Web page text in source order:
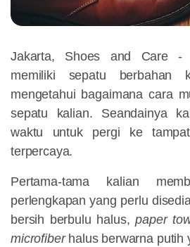
Jakarta, Shoes and Care -
memiliki sepatu berbahan
mengetahui bagaimana cara
sepatu kalian. Seandainya
waktu untuk pergi ke
terpercaya.
Pertama-tama kalian
perlengkapan yang perlu
bersih berbulu halus,paper
microfiberhalus berwarna putih